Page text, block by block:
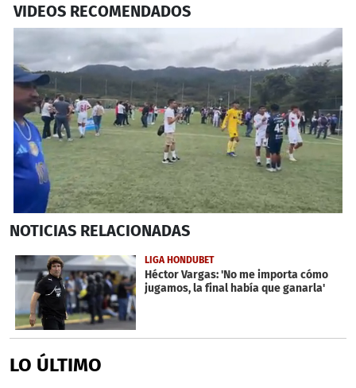
VIDEOS RECOMENDADOS
seconds
14
minutes,
13
seconds
NOTICIAS RELACIONADAS
LIGA HONDUBET
Héctor Vargas: 'No me importa cómo
jugamos, la final había que ganarla'
LO ÚLTIMO